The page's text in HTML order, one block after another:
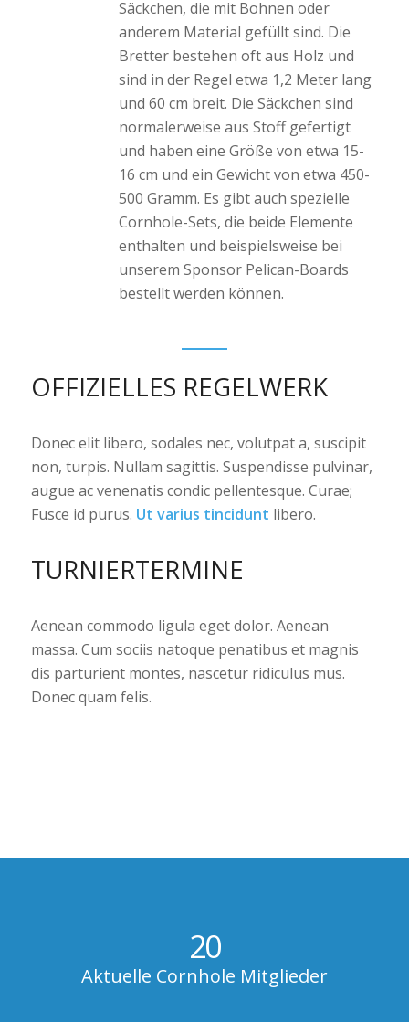
Säckchen, die mit Bohnen oder
anderem Material gefüllt sind. Die
Bretter bestehen oft aus Holz und
sind in der Regel etwa 1,2 Meter lang
und 60 cm breit. Die Säckchen sind
normalerweise aus Stoff gefertigt
und haben eine Größe von etwa 15-
16 cm und ein Gewicht von etwa 450-
500 Gramm. Es gibt auch spezielle
Cornhole-Sets, die beide Elemente
enthalten und beispielsweise bei
unserem Sponsor Pelican-Boards
bestellt werden können.
OFFIZIELLES REGELWERK
Donec elit libero, sodales nec, volutpat a, suscipit
non, turpis. Nullam sagittis. Suspendisse pulvinar,
augue ac venenatis condic pellentesque. Curae;
Fusce id purus. Ut varius tincidunt libero.
TURNIERTERMINE
Aenean commodo ligula eget dolor. Aenean
massa. Cum sociis natoque penatibus et magnis
dis parturient montes, nascetur ridiculus mus.
Donec quam felis.
20
Aktuelle Cornhole Mitglieder